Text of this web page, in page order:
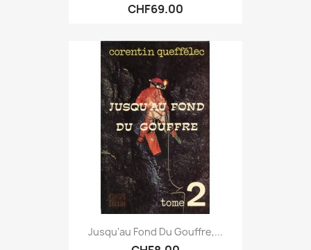
CHF69.00
Jusqu'au Fond Du Gouffre,...